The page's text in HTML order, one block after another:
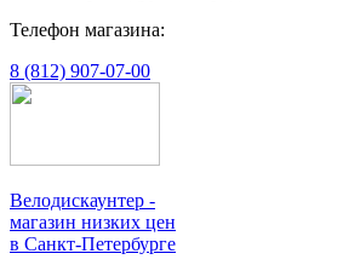
Телефон магазина:
8 (812) 907-07-00
Велодискаунтер -
магазин низких цен
в Санкт-Петербурге